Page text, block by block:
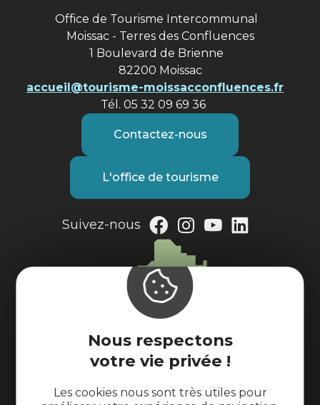
Nous respectons
votre vie privée !
Les cookies nous sont très utiles pour
Office de Tourisme Intercommunal
Moissac - Terres des Confluences
1 Boulevard de Brienne
82200 Moissac
accueil@tourisme-moissacconfluences.fr
Tél. 05 32 09 69 36
Contactez-nous
L'office de tourisme
Suivez-nous